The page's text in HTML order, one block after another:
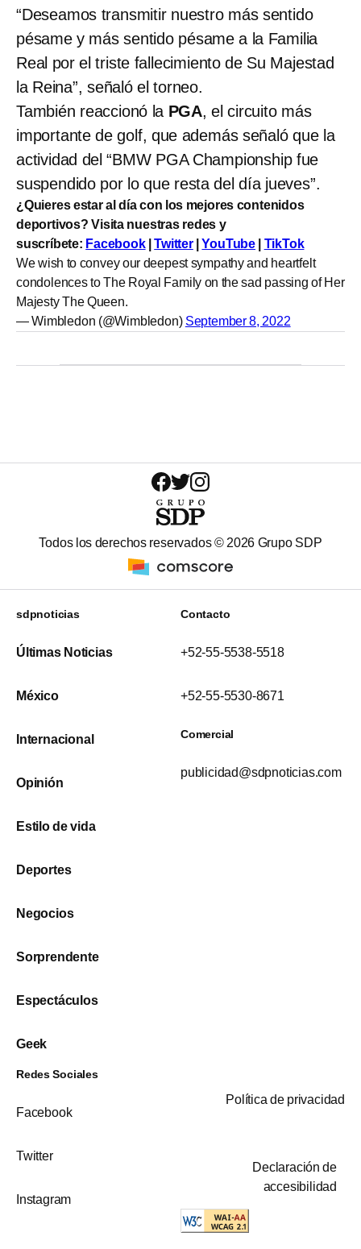
“Deseamos transmitir nuestro más sentido
pésame y más sentido pésame a la Familia
Real por el triste fallecimiento de Su Majestad
la Reina”, señaló el torneo.
También reaccionó la PGA, el circuito más
importante de golf, que además señaló que la
actividad del “BMW PGA Championship fue
suspendido por lo que resta del día jueves”.
¿Quieres estar al día con los mejores contenidos
deportivos? Visita nuestras redes y
suscríbete: Facebook|Twitter|YouTube
TikTok
We wish to convey our deepest sympathy and heartfelt
condolences to The Royal Family on the sad passing of Her
Majesty The Queen.
— Wimbledon (@Wimbledon) September 8, 2022
Todos los derechos reservados © 2026 Grupo SDP
sdpnoticias
Últimas Noticias
México
Internacional
Opinión
Estilo de vida
Deportes
Negocios
Sorprendente
Espectáculos
Geek
Contacto
+52-55-5538-5518
+52-55-5530-8671
Comercial
publicidad@sdpnoticias.com
Redes Sociales
Facebook
Twitter
Instagram
Política de privacidad
Declaración de
accesibilidad